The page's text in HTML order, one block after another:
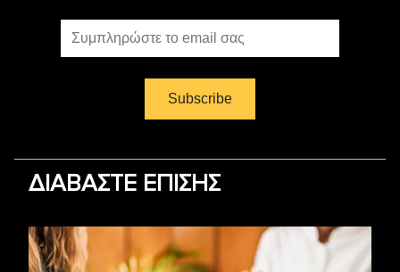
ΔΙΑΒΑΣΤΕ ΕΠΙΣΗΣ